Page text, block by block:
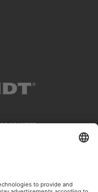
PRODUKTER